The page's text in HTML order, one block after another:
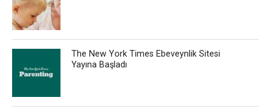
The New York Times Ebeveynlik Sitesi
Yayına Başladı